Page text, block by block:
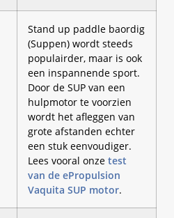
Stand up paddle baordig
(Suppen) wordt steeds
populairder, maar is ook
een inspannende sport.
Door de SUP van een
hulpmotor te voorzien
wordt het afleggen van
grote afstanden echter
een stuk eenvoudiger.
Lees vooral onze test
van de ePropulsion
Vaquita SUP motor.